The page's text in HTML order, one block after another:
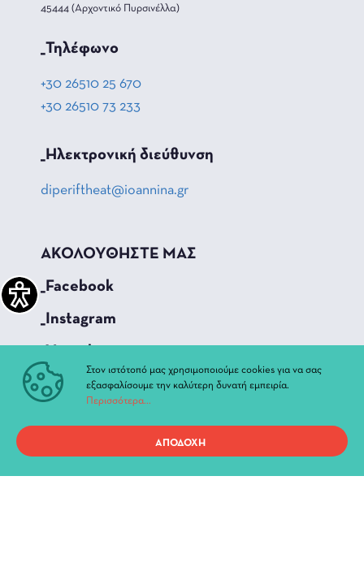
45444 (Αρχοντικό Πυρσινέλλα)
_Τηλέφωνο
+30 26510 25 670
+30 26510 73 233
_Hλεκτρονική διεύθυνση
diperiftheat@ioannina.gr
ΑΚΟΛΟΥΘΗΣΤΕ ΜΑΣ
_Facebook
_Instagram
ΓΡΗΓΟΡΗ ΠΡΟΣΒΑΣΗ
Αρχείο Παραστάσεων
Νέα & Ανακοινώσεις
Στον ιστότοπό μας χρησιμοποιούμε cookies για να σας
εξασφαλίσουμε την καλύτερη δυνατή εμπειρία.
Περισσότερα...
ΑΠΟΔΟΧΗ